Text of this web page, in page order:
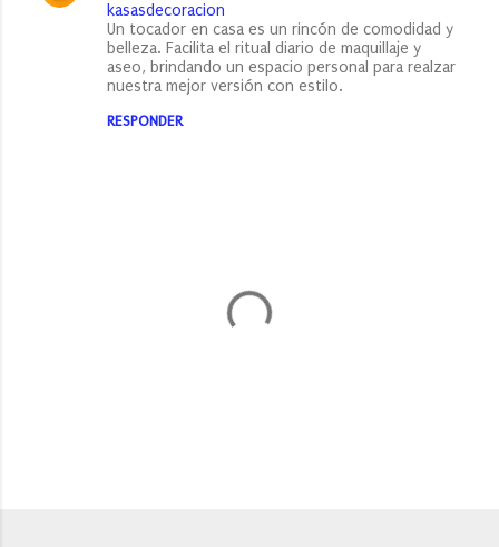
kasasdecoracion
Un tocador en casa es un rincón de comodidad y
belleza. Facilita el ritual diario de maquillaje y
aseo, brindando un espacio personal para realzar
nuestra mejor versión con estilo.
RESPONDER